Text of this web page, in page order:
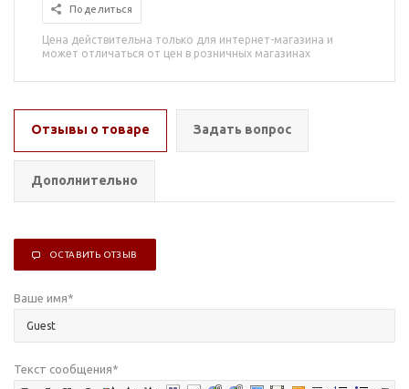
Поделиться
Цена действительна только для интернет-магазина и
может отличаться от цен в розничных магазинах
Отзывы о товаре Задать вопрос
Дополнительно
ОСТАВИТЬ ОТЗЫВ
Ваше имя*
Текст сообщения*